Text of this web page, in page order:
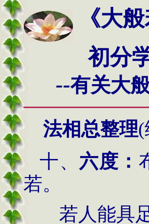
《大
初分
--有关大
法相总整理(
十、 六度：
若。
若人能具